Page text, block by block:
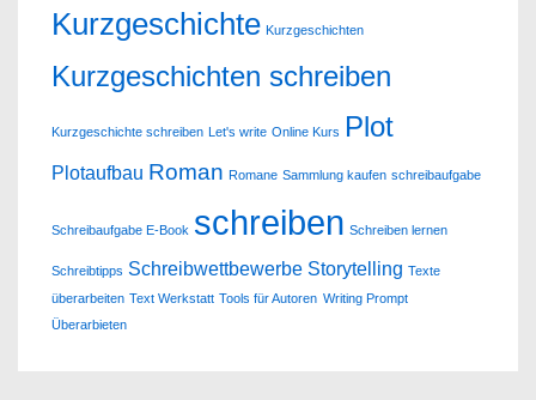
Kurzgeschichte Kurzgeschichten
Kurzgeschichten schreiben
Kurzgeschichte schreiben Let's write Online Kurs Plot
Plotaufbau Roman Romane Sammlung kaufen schreibaufgabe
Schreibaufgabe E-Book schreiben Schreiben lernen
Schreibtipps Schreibwettbewerbe Storytelling Texte
überarbeiten Text Werkstatt Tools für Autoren Writing Prompt
Überarbieten